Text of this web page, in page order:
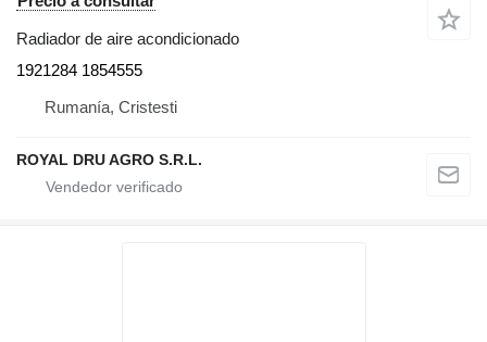
Radiador de aire acondicionado
1921284 1854555
Rumanía, Cristesti
ROYAL DRU AGRO S.R.L.